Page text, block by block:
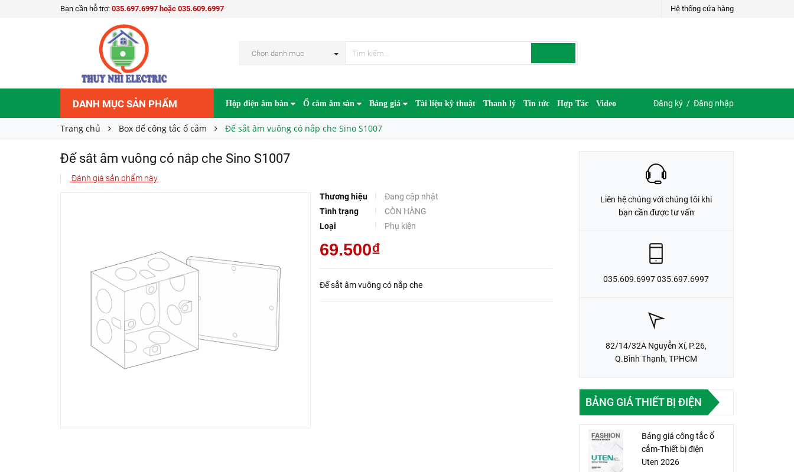
Bạn cần hỗ trợ: 035.697.6997 hoặc 035.609.6997 Hệ thống cửa hàng
Chọn danh mục
DANH MỤC SẢN PHẨM Hộp điện âm bàn Ổ cắm âm sàn Bảng giá Tài liệu kỹ thuật Thanh lý Tin tức Hợp Tác Video Đăng ký / Đăng nhập
Trang chủ Box đế công tắc ổ cắm Đế sắt âm vuông có nắp che Sino S1007
Đế sắt âm vuông có nắp che Sino S1007
Đánh giá sản phẩm này
Thương hiệu
Đang cập nhật
Tình trạng
CÒN HÀNG
Loại
Phụ kiện
69.500₫
Đế sắt âm vuông có nắp che
Đế sắt âm vuông có nắp che Sino S1007
Giá bán: 69.500₫
LIÊN HỆ ĐẶT HÀNG
Liên hệ chúng với chúng tôi khi
bạn cần được tư vấn
035.609.6997 035.697.6997
82/14/32A Nguyễn Xí, P.26,
Q.Bình Thạnh, TPHCM
BẢNG GIÁ THIẾT BỊ ĐIỆN
Bảng giá công tắc ổ
cắm-Thiết bị điện
Uten 2026